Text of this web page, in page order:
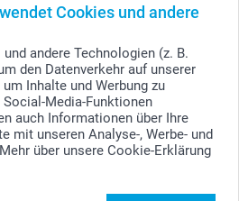
Cookies und andere
andere Technologien (z. B.
den Datenverkehr auf unserer
Inhalte und Werbung zu
Media-Funktionen
auch Informationen über Ihre
mit unseren Analyse-, Werbe- und
über unsere Cookie-Erklärung
Talente Jungs
Alle Rechte vorbehalten.
(€) inkl. MwSt. und zzgl. Versandkosten.